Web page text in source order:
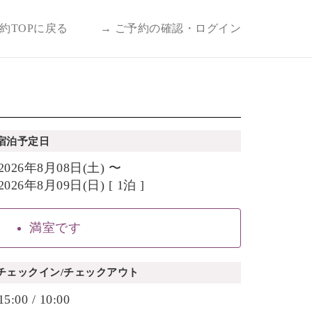
TOPに戻る → ご予約の確認・ログイン
泊予定日
年8月08日(土) 〜
年8月09日(日) [ 1泊 ]
満室です
ェックイン/チェックアウト
/ 10:00